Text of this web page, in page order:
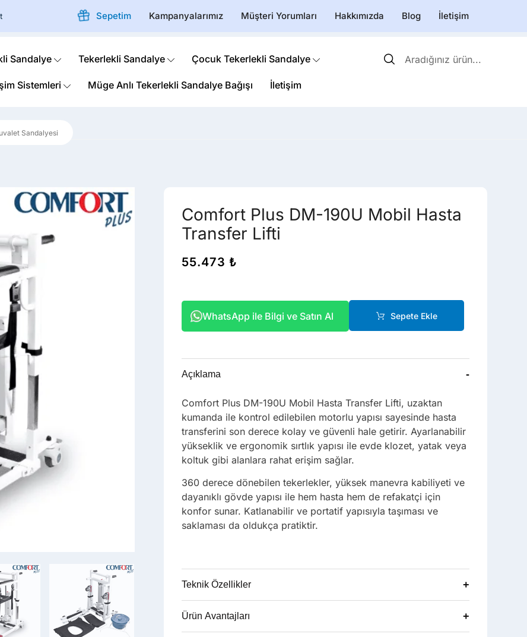
Sepetim Kampanyalarımız Müşteri Yorumları Hakkımızda Blog İletişim
Sandalye Tekerlekli Sandalye Çocuk Tekerlekli Sandalye
Sistemleri Müge Anlı Tekerlekli Sandalye Bağışı İletişim
Sandalyesi
Comfort Plus DM-190U Mobil Hasta
Transfer Lifti
55.473 ₺
WhatsApp ile Bilgi ve Satın Al Sepete Ekle
Açıklama -
Comfort Plus DM-190U Mobil Hasta Transfer Lifti, uzaktan
kumanda ile kontrol edilebilen motorlu yapısı sayesinde hasta
transferini son derece kolay ve güvenli hale getirir. Ayarlanabilir
yükseklik ve ergonomik sırtlık yapısı ile evde klozet, yatak veya
koltuk gibi alanlara rahat erişim sağlar.
360 derece dönebilen tekerlekler, yüksek manevra kabiliyeti ve
dayanıklı gövde yapısı ile hem hasta hem de refakatçi için
konfor sunar. Katlanabilir ve portatif yapısıyla taşıması ve
saklaması da oldukça pratiktir.
Teknik Özellikler +
Ürün Avantajları +